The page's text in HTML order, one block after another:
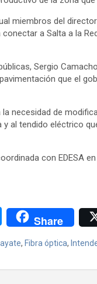
miembros del
a Salta a la
Sergio
que el
necesidad de
al tendido eléctrico
con EDESA
M
es
se
n
Share
, Fibra óptica,